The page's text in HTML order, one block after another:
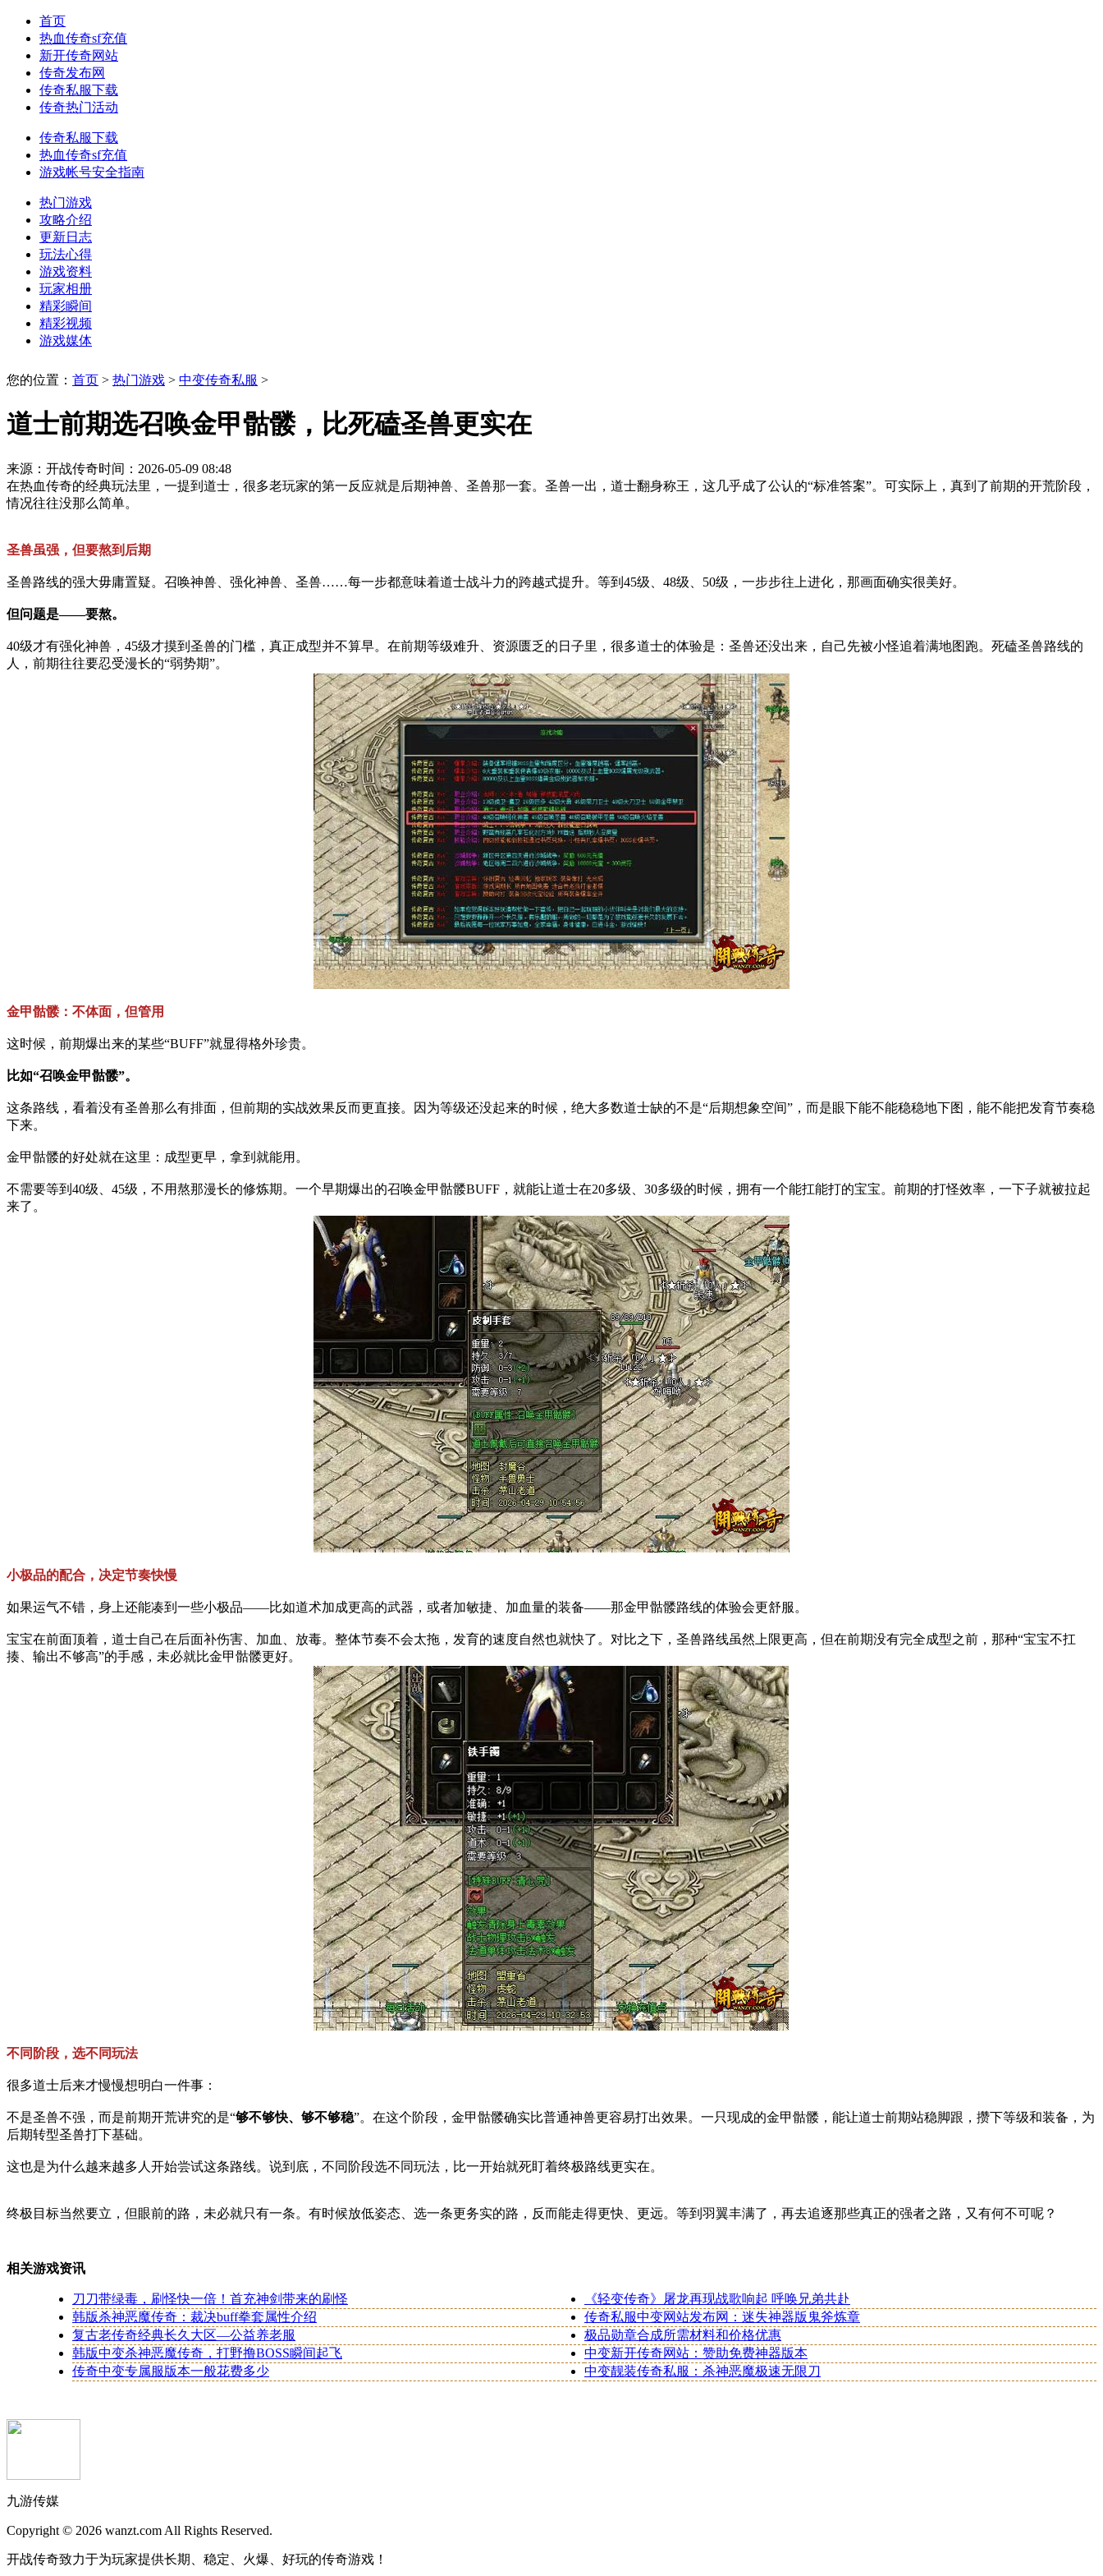
首页
热血传奇sf充值
新开传奇网站
传奇发布网
传奇私服下载
传奇热门活动
传奇私服下载
热血传奇sf充值
游戏帐号安全指南
热门游戏
攻略介绍
更新日志
玩法心得
游戏资料
玩家相册
精彩瞬间
精彩视频
游戏媒体
您的位置： 首页 > 热门游戏 > 中变传奇私服 >
道士前期选召唤金甲骷髅，比死磕圣兽更实在
来源：开战传奇时间：2026-05-09 08:48
在热血传奇的经典玩法里，一提到道士，很多老玩家的第一反应就是后期神兽、圣兽那一套。圣兽一出，道士翻身称王，这几乎成了公认的“标准答案”。可实际上，真到了前期的开荒阶段，
情况往往没那么简单。
圣兽虽强，但要熬到后期
圣兽路线的强大毋庸置疑。召唤神兽、强化神兽、圣兽……每一步都意味着道士战斗力的跨越式提升。等到45级、48级、50级，一步步往上进化，那画面确实很美好。
但问题是——要熬。
40级才有强化神兽，45级才摸到圣兽的门槛，真正成型并不算早。在前期等级难升、资源匮乏的日子里，很多道士的体验是：圣兽还没出来，自己先被小怪追着满地图跑。死磕圣兽路线的
人，前期往往要忍受漫长的“弱势期”。
金甲骷髅：不体面，但管用
这时候，前期爆出来的某些“BUFF”就显得格外珍贵。
比如“召唤金甲骷髅”。
这条路线，看着没有圣兽那么有排面，但前期的实战效果反而更直接。因为等级还没起来的时候，绝大多数道士缺的不是“后期想象空间”，而是眼下能不能稳稳地下图，能不能把发育节奏稳
下来。
金甲骷髅的好处就在这里：成型更早，拿到就能用。
不需要等到40级、45级，不用熬那漫长的修炼期。一个早期爆出的召唤金甲骷髅BUFF，就能让道士在20多级、30多级的时候，拥有一个能扛能打的宝宝。前期的打怪效率，一下子就被拉起
来了。
小极品的配合，决定节奏快慢
如果运气不错，身上还能凑到一些小极品——比如道术加成更高的武器，或者加敏捷、加血量的装备——那金甲骷髅路线的体验会更舒服。
宝宝在前面顶着，道士自己在后面补伤害、加血、放毒。整体节奏不会太拖，发育的速度自然也就快了。对比之下，圣兽路线虽然上限更高，但在前期没有完全成型之前，那种“宝宝不扛
揍、输出不够高”的手感，未必就比金甲骷髅更好。
不同阶段，选不同玩法
很多道士后来才慢慢想明白一件事：
不是圣兽不强，而是前期开荒讲究的是“够不够快、够不够稳”。在这个阶段，金甲骷髅确实比普通神兽更容易打出效果。一只现成的金甲骷髅，能让道士前期站稳脚跟，攒下等级和装备，为
后期转型圣兽打下基础。
这也是为什么越来越多人开始尝试这条路线。说到底，不同阶段选不同玩法，比一开始就死盯着终极路线更实在。
终极目标当然要立，但眼前的路，未必就只有一条。有时候放低姿态、选一条更务实的路，反而能走得更快、更远。等到羽翼丰满了，再去追逐那些真正的强者之路，又有何不可呢？
相关游戏资讯
刀刀带绿毒，刷怪快一倍！首充神剑带来的刷怪
《轻变传奇》屠龙再现战歌响起 呼唤兄弟共赴
韩版杀神恶魔传奇：裁决buff拳套属性介绍
传奇私服中变网站发布网：迷失神器版鬼斧炼章
复古老传奇经典长久大区—公益养老服
极品勋章合成所需材料和价格优惠
韩版中变杀神恶魔传奇，打野撸BOSS瞬间起飞
中变新开传奇网站：赞助免费神器版本
传奇中变专属服版本一般花费多少
中变靓装传奇私服：杀神恶魔极速无限刀
九游传媒
Copyright © 2026 wanzt.com All Rights Reserved.
开战传奇致力于为玩家提供长期、稳定、火爆、好玩的传奇游戏！